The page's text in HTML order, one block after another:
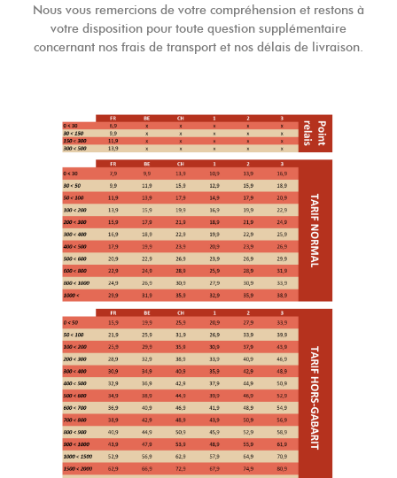
Nous vous remercions de votre compréhension et restons à
votre disposition pour toute question supplémentaire
concernant nos frais de transport et nos délais de livraison.